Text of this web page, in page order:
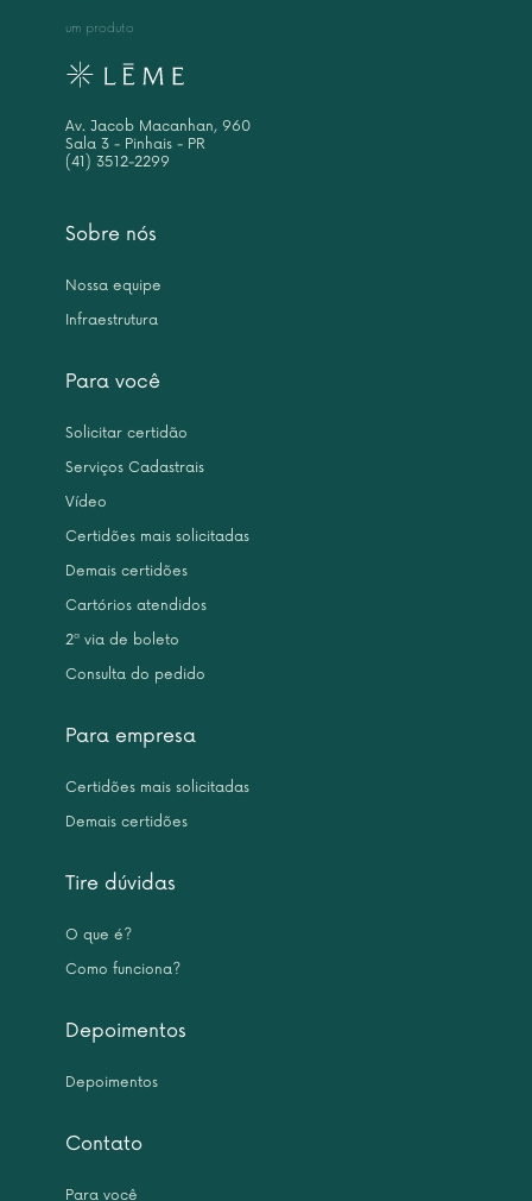
Sobre nós
Nossa equipe
Infraestrutura
Para você
Solicitar certidão
Serviços Cadastrais
Vídeo
Certidões mais solicitadas
Demais certidões
Cartórios atendidos
2ª via de boleto
Consulta do pedido
Para empresa
Certidões mais solicitadas
Demais certidões
Tire dúvidas
O que é?
Como funciona?
Depoimentos
Depoimentos
Contato
Para você
um produto
Av. Jacob Macanhan, 960
Sala 3 - Pinhais - PR
(41) 3512-2299